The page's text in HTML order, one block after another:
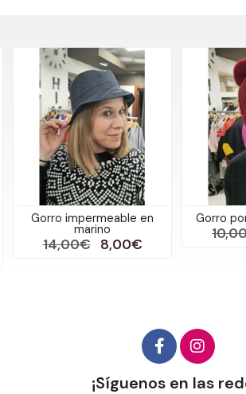
Gorro pompom burdeos
10,00€ 8,00€
Gorros
¡Síguenos en las